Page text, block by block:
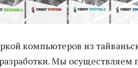
компьютеров из
Мы